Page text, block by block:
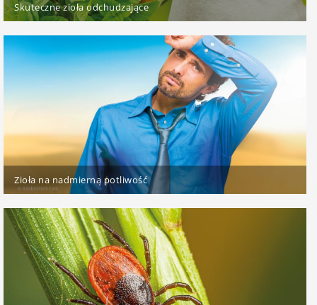
Skuteczne zioła odchudzające
Zioła na nadmierną potliwość